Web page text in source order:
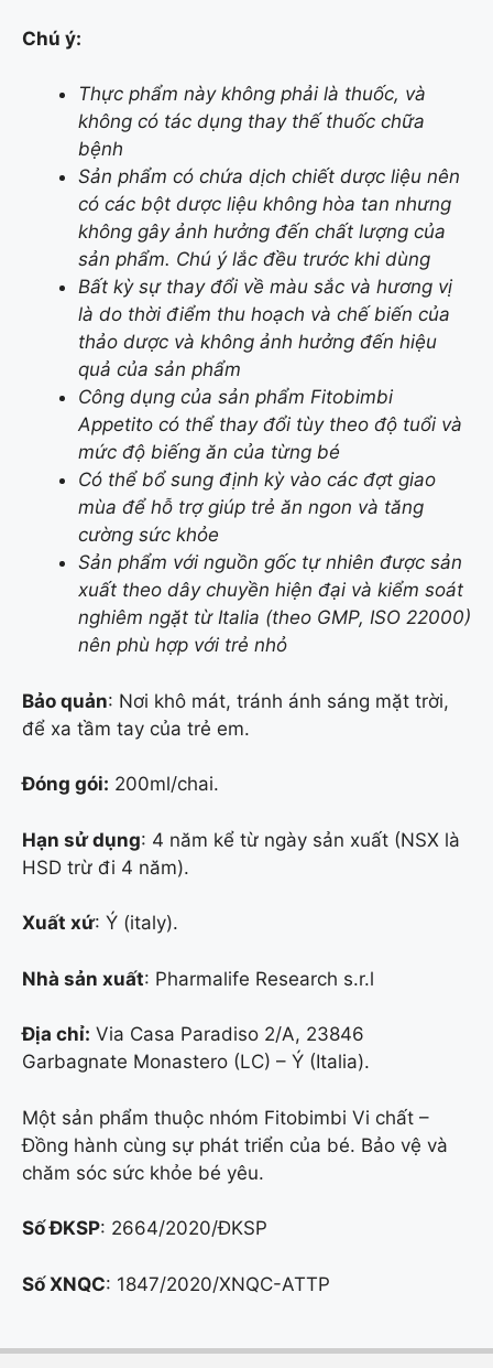
Chú ý:
Thực phẩm này không phải là thuốc, và
không có tác dụng thay thế thuốc chữa
bệnh
Sản phẩm có chứa dịch chiết dược liệu nên
có các bột dược liệu không hòa tan nhưng
không gây ảnh hưởng đến chất lượng của
sản phẩm. Chú ý lắc đều trước khi dùng
Bất kỳ sự thay đổi về màu sắc và hương vị
là do thời điểm thu hoạch và chế biến của
thảo dược và không ảnh hưởng đến hiệu
quả của sản phẩm
Công dụng của sản phẩm Fitobimbi
Appetito có thể thay đổi tùy theo độ tuổi và
mức độ biếng ăn của từng bé
Có thể bổ sung định kỳ vào các đợt giao
mùa để hỗ trợ giúp trẻ ăn ngon và tăng
cường sức khỏe
Sản phẩm với nguồn gốc tự nhiên được sản
xuất theo dây chuyền hiện đại và kiểm soát
nghiêm ngặt từ Italia (theo GMP, ISO 22000)
nên phù hợp với trẻ nhỏ
Bảo quản: Nơi khô mát, tránh ánh sáng mặt trời,
để xa tầm tay của trẻ em.
Đóng gói: 200ml/chai.
Hạn sử dụng: 4 năm kể từ ngày sản xuất (NSX là
HSD trừ đi 4 năm).
Xuất xứ: Ý (italy).
Nhà sản xuất: Pharmalife Research s.r.l
Địa chỉ: Via Casa Paradiso 2/A, 23846
Garbagnate Monastero (LC) – Ý (Italia).
Một sản phẩm thuộc nhóm Fitobimbi Vi chất –
Đồng hành cùng sự phát triển của bé. Bảo vệ và
chăm sóc sức khỏe bé yêu.
Số ĐKSP: 2664/2020/ĐKSP
Số XNQC: 1847/2020/XNQC-ATTP